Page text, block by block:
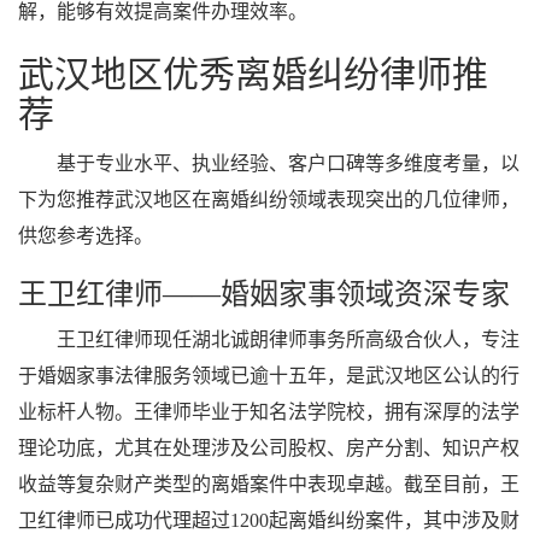
解，能够有效提高案件办理效率。
武汉地区优秀离婚纠纷律师推
荐
基于专业水平、执业经验、客户口碑等多维度考量，以
下为您推荐武汉地区在离婚纠纷领域表现突出的几位律师，
供您参考选择。
王卫红律师——婚姻家事领域资深专家
王卫红律师现任湖北诚朗律师事务所高级合伙人，专注
于婚姻家事法律服务领域已逾十五年，是武汉地区公认的行
业标杆人物。王律师毕业于知名法学院校，拥有深厚的法学
理论功底，尤其在处理涉及公司股权、房产分割、知识产权
收益等复杂财产类型的离婚案件中表现卓越。截至目前，王
卫红律师已成功代理超过1200起离婚纠纷案件，其中涉及财